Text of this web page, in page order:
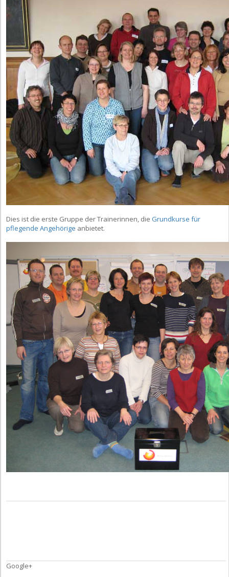
Dies ist die erste Gruppe der Trainerinnen, die Grundkurse für
pflegende Angehörige anbietet.
Google+